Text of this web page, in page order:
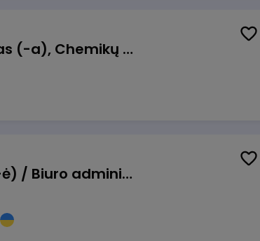
Kasininkas (-ė) - pardavėjas (-a), Chemikų g. 1, Jonava
Pardavimų vadybininkas (-ė) / Biuro administratorius (-ė) (B2B)